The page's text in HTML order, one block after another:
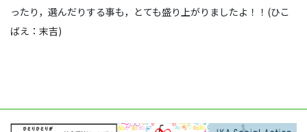
ったり，選んだりする事も，とても盛り上がりましたよ！！(ひこ
ばえ：末吉)